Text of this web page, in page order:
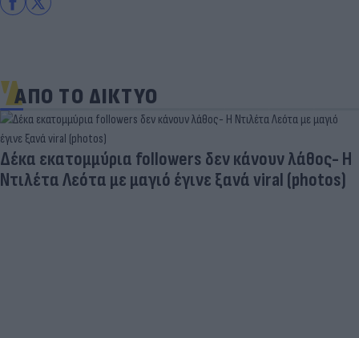
ΑΠΟ ΤΟ ΔΙΚΤΥΟ
Δέκα εκατομμύρια followers δεν κάνουν λάθος- Η
Ντιλέτα Λεότα με μαγιό έγινε ξανά viral (photos)